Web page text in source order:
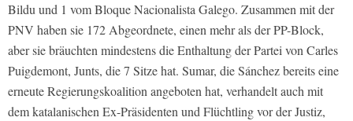
Bildu und 1 vom Bloque Nacionalista Galego. Zusammen mit der
PNV haben sie 172 Abgeordnete, einen mehr als der PP-Block,
aber sie bräuchten mindestens die Enthaltung der Partei von Carles
Puigdemont, Junts, die 7 Sitze hat. Sumar, die Sánchez bereits eine
erneute Regierungskoalition angeboten hat, verhandelt auch mit
dem katalanischen Ex-Präsidenten und Flüchtling vor der Justiz,